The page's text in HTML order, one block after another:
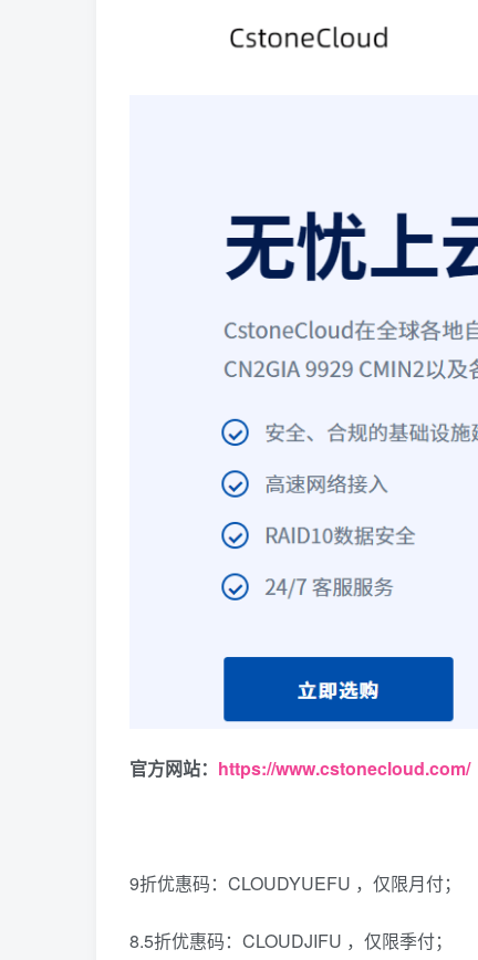
官方网站： https://www.cstonecloud.com/
9折优惠码：CLOUDYUEFU ，仅限月付；
8.5折优惠码：CLOUDJIFU ，仅限季付；